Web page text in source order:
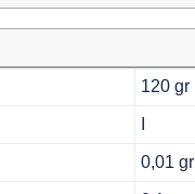
120 gr
0,01 gr